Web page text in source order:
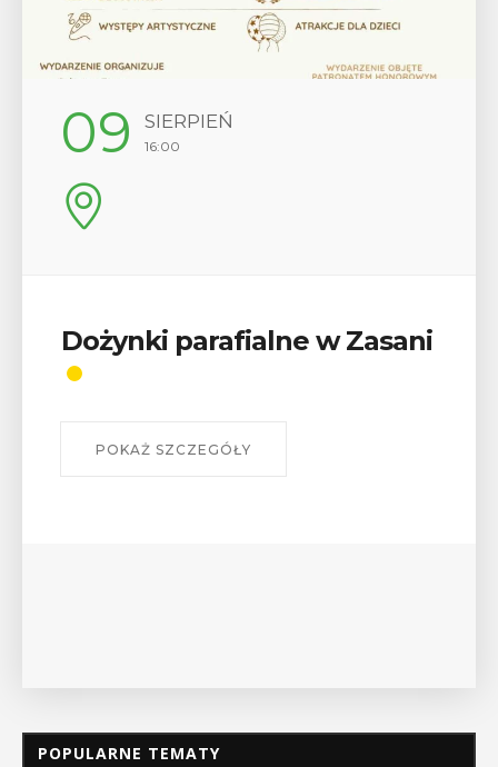
12 SIERPIEŃ
17:00
Wykład „Jak zdobyć
odznaki na myślenickich
W środę 12 sierpnia o godz. 17 w Miejskiej
POPULARNE TEMATY